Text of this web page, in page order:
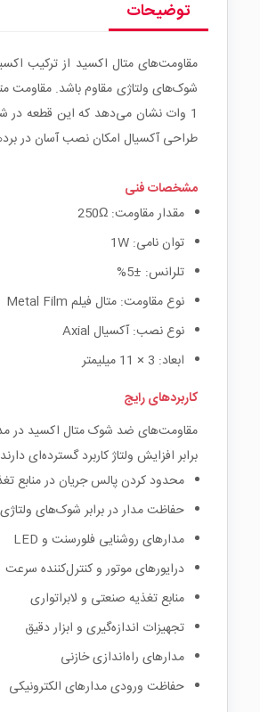
توضیحات
مقاومت‌های متال اکسید از ترکیب
طراحی آکسیال امکان نصب آسان در
مشخصات فنی
مقدار مقاومت: 250Ω
توان نامی: 1W
تلرانس: ±5%
نوع مقاومت: متال فیلم Metal Film
نوع نصب: آکسیال Axial
ابعاد: 3 × 11 میلیمتر
کاربردهای رایج
مقاومت‌های ضد شوک متال اکسید در
برابر افزایش ولتاژ کاربرد گسترده‌ای
محدود کردن پالس جریان در منابع
حفاظت مدار در برابر شوک‌های ولتاژی
مدارهای روشنایی فلورسنت و LED
درایورهای موتور و کنترل‌کننده سرعت
منابع تغذیه صنعتی و لابراتواری
تجهیزات اندازه‌گیری و ابزار دقیق
مدارهای راه‌اندازی خازنی
حفاظت ورودی مدارهای الکترونیکی